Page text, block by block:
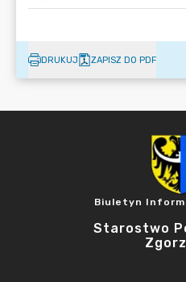
DRUKUJ ZAPISZ DO PDF
Biuletyn
Starostwo